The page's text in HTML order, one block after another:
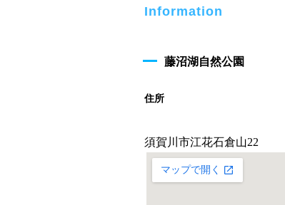
Information
藤沼湖自然公園
住所